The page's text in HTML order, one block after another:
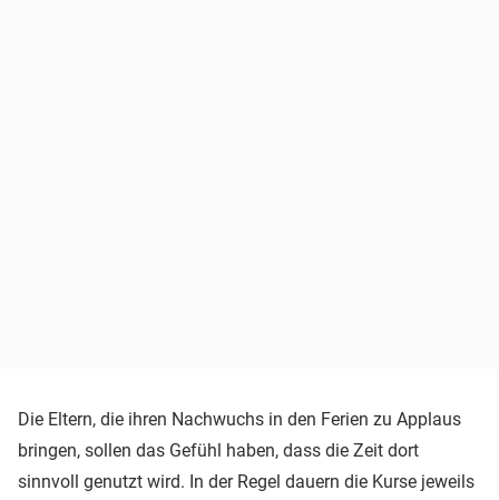
Die Eltern, die ihren Nachwuchs in den Ferien zu Applaus
bringen, sollen das Gefühl haben, dass die Zeit dort
sinnvoll genutzt wird. In der Regel dauern die Kurse jeweils